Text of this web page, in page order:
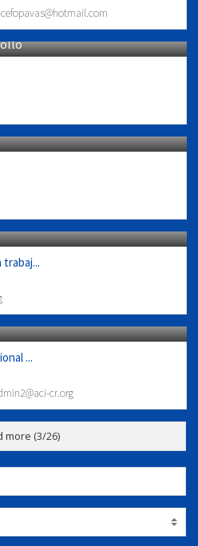
trabaj...
...
cr.org
more (3/26)